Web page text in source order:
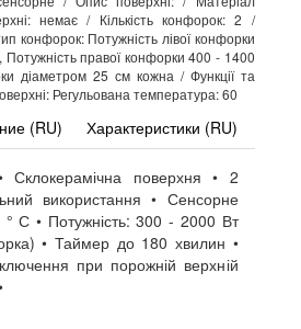
немає / Кількість конфорок: 2 /
конфорок: Потужність лівої конфорки
правої конфорки 400 - 1400
діаметром 25 см кожна / Функції та
Регульована температура: 60
(RU) Характеристики (RU)
Склокерамічна поверхня • 2
використання • Сенсорне
С • Потужність: 300 - 2000 Вт
• Таймер до 180 хвилин •
при порожній верхній